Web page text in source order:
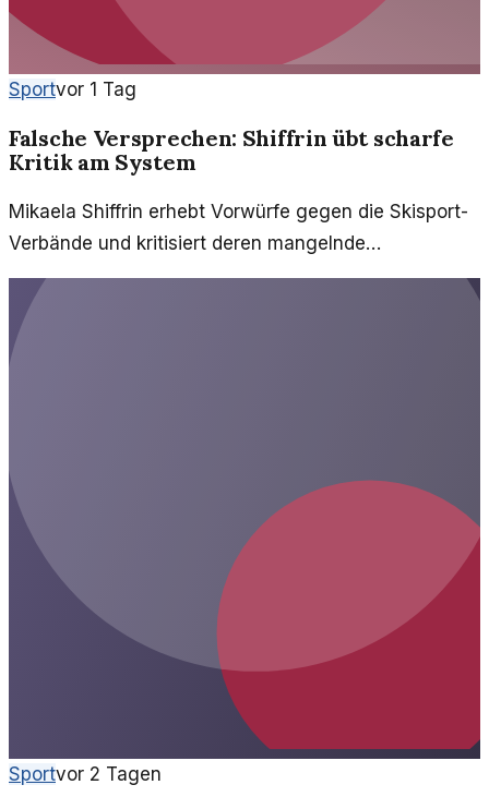
Sportvor 1 Tag
Falsche Versprechen: Shiffrin übt scharfe
Kritik am System
Mikaela Shiffrin erhebt Vorwürfe gegen die Skisport-
Verbände und kritisiert deren mangelnde
Unterstützung für Athleten. Ihre Worte werfen Fragen
zur Verantwortung auf.
Sportvor 2 Tagen